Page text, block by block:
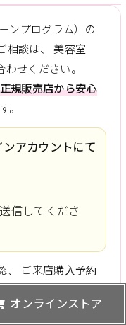
ンプログラム）の
相談は、 美容室
せください。
正規販売店から安心
。
アカウントにて
信してくださ
、 ご来店購入予約
オンラインストア